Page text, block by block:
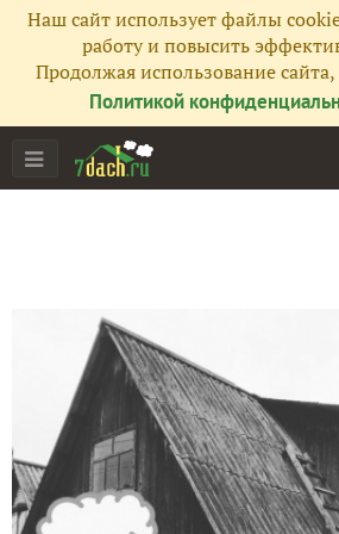
Наш сайт использует файлы
работу и повысить
Продолжая использование сайта,
Политикой
Подписчики
Все публикации
Сейчас обсуждают